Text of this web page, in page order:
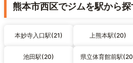
熊本市西区でジムを駅から探
本妙寺入口駅(21) 上熊本駅(20)
池田駅(20) 県立体育館前駅